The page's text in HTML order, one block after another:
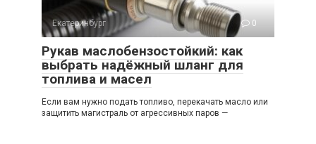
Екатеринбург 0
Рукав маслобензостойкий: как
выбрать надёжный шланг для
топлива и масел
Если вам нужно подать топливо, перекачать масло или
защитить магистраль от агрессивных паров —